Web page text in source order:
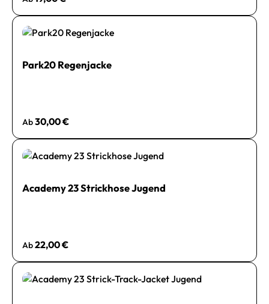
Park20 Regenjacke
Regulärer Preis:
Ab30,00 €
Academy 23 Strickhose Jugend
Regulärer Preis:
Ab22,00 €